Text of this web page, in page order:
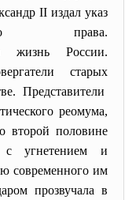
II издал указ
права.
жизнь России.
старых
Представители
реомума,
второй половине
угнетением и
современного им
прозвучала в